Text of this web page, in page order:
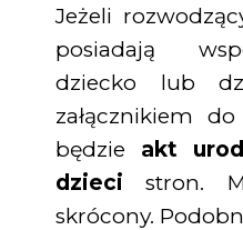
Jeżeli
posiadają
dziecko lub
załącznikiem
będzie akt
dziecistron.
skrócony.